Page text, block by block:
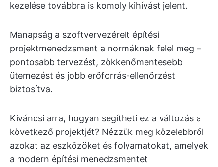
kezelése továbbra is komoly kihívást jelent.
Manapság a szoftvervezérelt építési
projektmenedzsment a normáknak felel meg –
pontosabb tervezést, zökkenőmentesebb
ütemezést és jobb erőforrás-ellenőrzést
biztosítva.
Kíváncsi arra, hogyan segítheti ez a változás a
következő projektjét? Nézzük meg közelebbről
azokat az eszközöket és folyamatokat, amelyek
a modern építési menedzsmentet